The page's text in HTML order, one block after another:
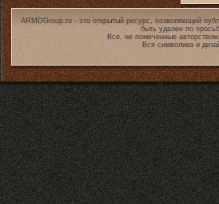
ARMDGroup.ru - это открытый ресурс, позволяющий
быть удален по
Все, не помеченные
Вся символика и